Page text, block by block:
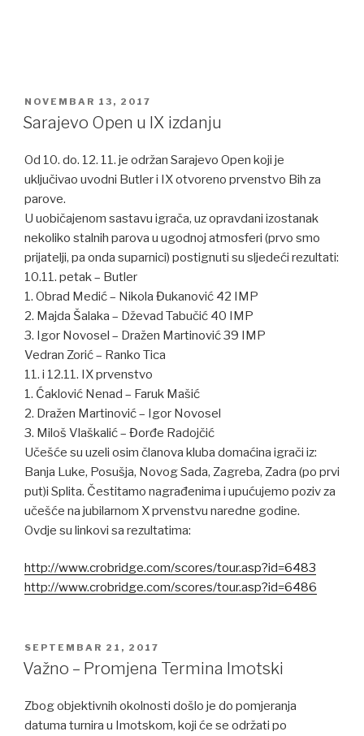
POSTED
ON
NOVEMBAR 13, 2017
Sarajevo Open u IX izdanju
Od 10. do. 12. 11. je održan Sarajevo Open koji je
uključivao uvodni Butler i IX otvoreno prvenstvo Bih za
parove.
U uobičajenom sastavu igrača, uz opravdani izostanak
nekoliko stalnih parova u ugodnoj atmosferi (prvo smo
prijatelji, pa onda suparnici) postignuti su sljedeći rezultati:
10.11. petak – Butler
1. Obrad Medić – Nikola Đukanović 42 IMP
2. Majda Šalaka – Dževad Tabučić 40 IMP
3. Igor Novosel – Dražen Martinović 39 IMP
Vedran Zorić – Ranko Tica
11. i 12.11. IX prvenstvo
1. Ćaklović Nenad – Faruk Mašić
2. Dražen Martinović – Igor Novosel
3. Miloš Vlaškalić – Đorđe Radojčić
Učešće su uzeli osim članova kluba domaćina igrači iz:
Banja Luke, Posušja, Novog Sada, Zagreba, Zadra (po prvi
put)i Splita. Čestitamo nagrađenima i upućujemo poziv za
učešće na jubilarnom X prvenstvu naredne godine.
Ovdje su linkovi sa rezultatima:
http://www.crobridge.com/scores/tour.asp?id=6483
http://www.crobridge.com/scores/tour.asp?id=6486
POSTED
ON
SEPTEMBAR 21, 2017
Važno – Promjena Termina Imotski
Zbog objektivnih okolnosti došlo je do pomjeranja
datuma turnira u Imotskom, koji će se održati po